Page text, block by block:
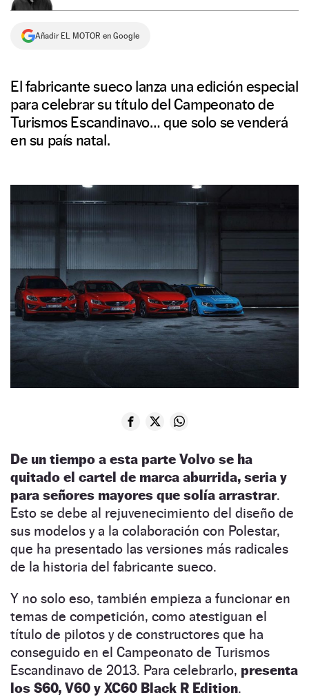
Añadir EL MOTOR en Google
El fabricante sueco lanza una edición especial
para celebrar su título del Campeonato de
Turismos Escandinavo… que solo se venderá
en su país natal.
De un tiempo a esta parte Volvo se ha
quitado el cartel de marca aburrida, seria y
para señores mayores que solía arrastrar.
Esto se debe al rejuvenecimiento del diseño de
sus modelos y a la colaboración con Polestar,
que ha presentado las versiones más radicales
de la historia del fabricante sueco.
Y no solo eso, también empieza a funcionar en
temas de competición, como atestiguan el
título de pilotos y de constructores que ha
conseguido en el Campeonato de Turismos
Escandinavo de 2013. Para celebrarlo, presenta
los S60, V60 y XC60 Black R Edition.